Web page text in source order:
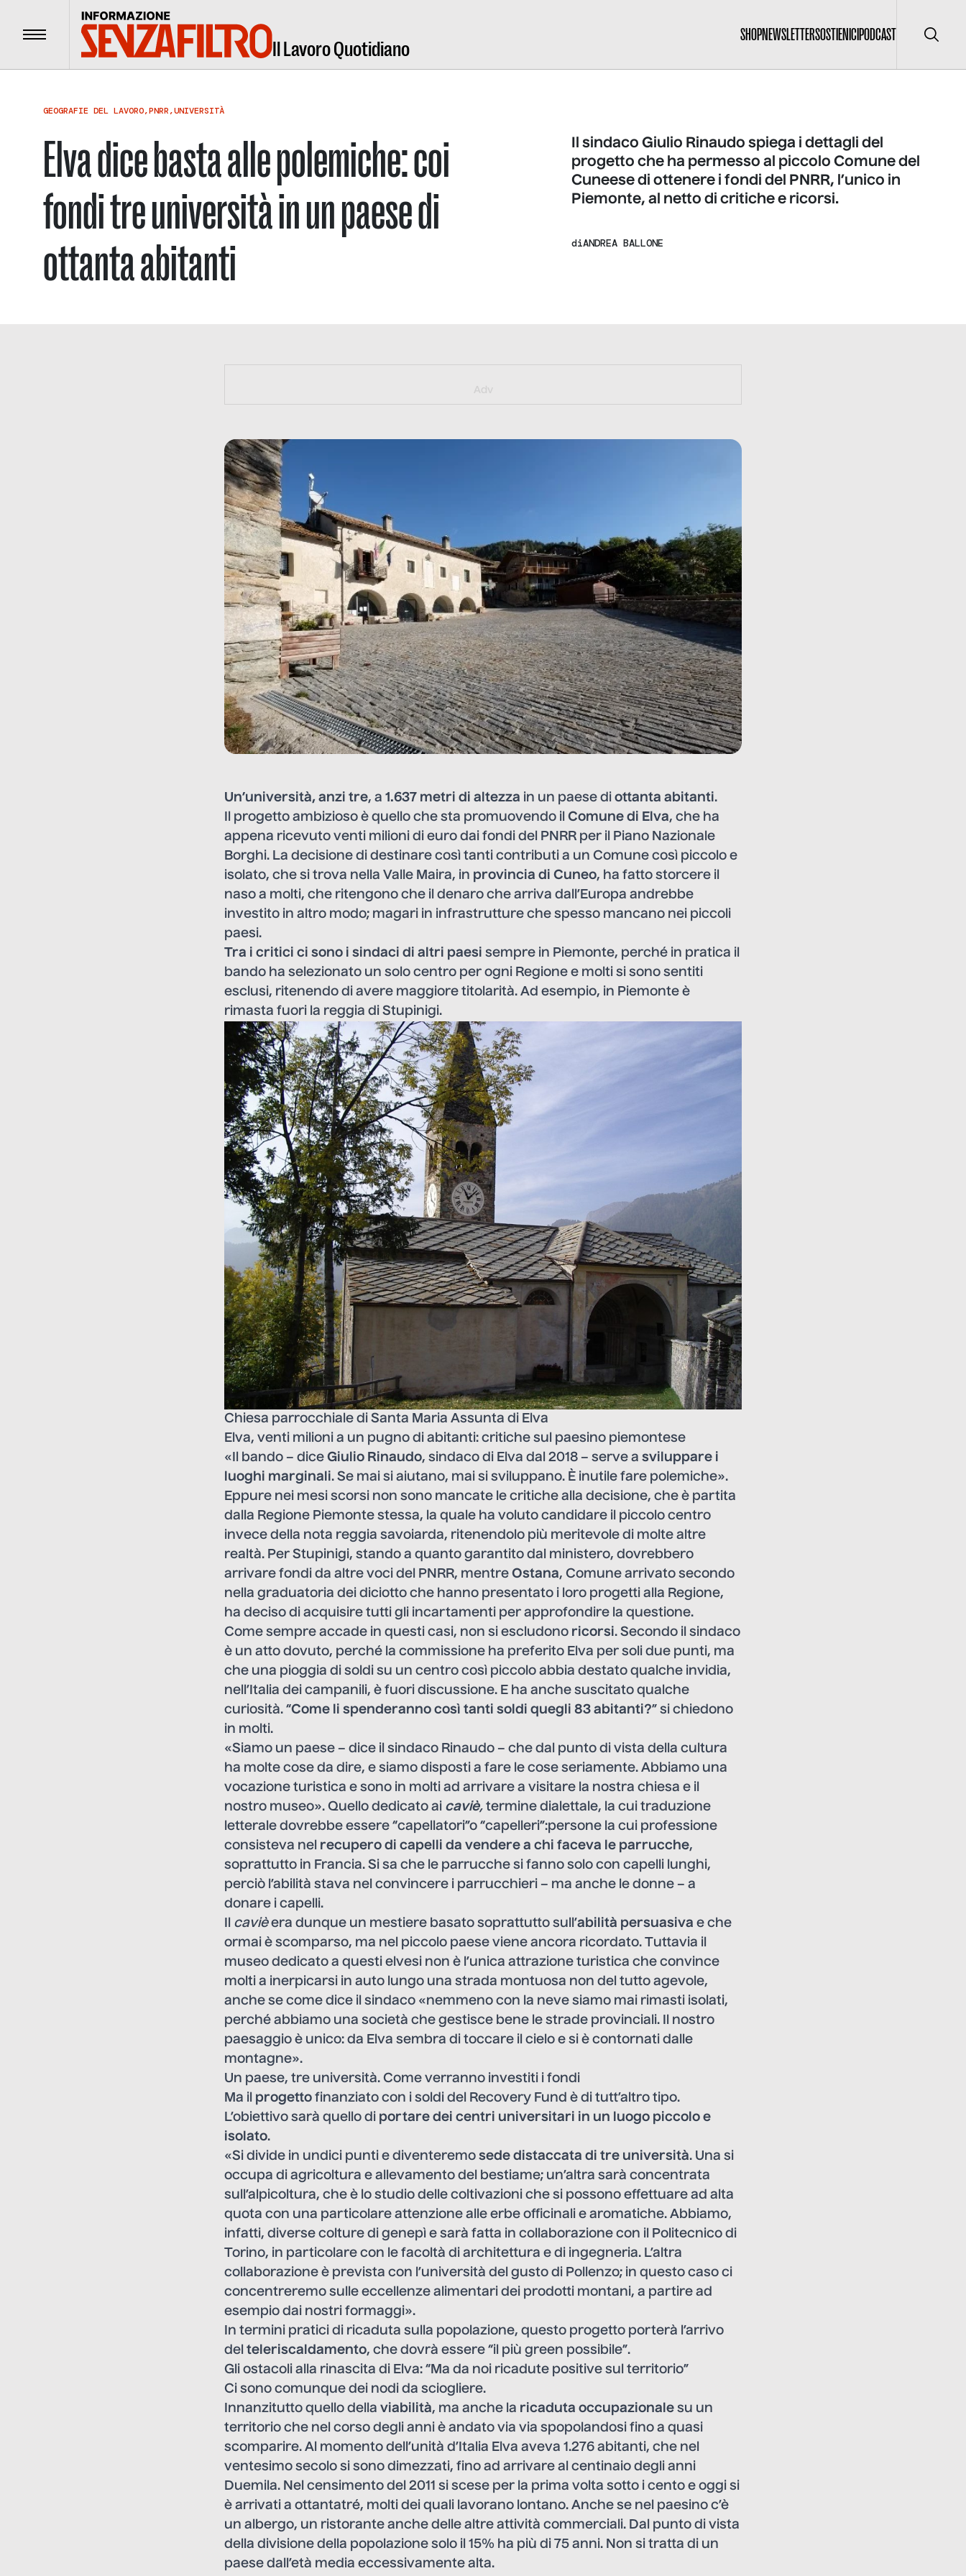
Menu Il Lavoro Quotidiano
SHOPNEWSLETTERSOSTIENICIPODCAST Cerca
GEOGRAFIE DEL LAVORO,PNRR,UNIVERSITÀ
Elva dice basta alle polemiche: coi
fondi tre università in un paese di
ottanta abitanti
Il sindaco Giulio Rinaudo spiega i dettagli del
progetto che ha permesso al piccolo Comune del
Cuneese di ottenere i fondi del PNRR, l’unico in
Piemonte, al netto di critiche e ricorsi.
diANDREA BALLONE
Adv
Un’università, anzi tre, a 1.637 metri di altezza in un paese di ottanta abitanti.
Il progetto ambizioso è quello che sta promuovendo il Comune di Elva, che ha
appena ricevuto venti milioni di euro dai fondi del PNRR per il Piano Nazionale
Borghi. La decisione di destinare così tanti contributi a un Comune così piccolo e
isolato, che si trova nella Valle Maira, in provincia di Cuneo, ha fatto storcere il
naso a molti, che ritengono che il denaro che arriva dall’Europa andrebbe
investito in altro modo; magari in infrastrutture che spesso mancano nei piccoli
paesi.
Tra i critici ci sono i sindaci di altri paesi sempre in Piemonte, perché in pratica il
bando ha selezionato un solo centro per ogni Regione e molti si sono sentiti
esclusi, ritenendo di avere maggiore titolarità. Ad esempio, in Piemonte è
rimasta fuori la reggia di Stupinigi.
Chiesa parrocchiale di Santa Maria Assunta di Elva
Elva, venti milioni a un pugno di abitanti: critiche sul paesino piemontese
«Il bando – dice Giulio Rinaudo, sindaco di Elva dal 2018 – serve a sviluppare i
luoghi marginali. Se mai si aiutano, mai si sviluppano. È inutile fare polemiche».
Eppure nei mesi scorsi non sono mancate le critiche alla decisione, che è partita
dalla Regione Piemonte stessa, la quale ha voluto candidare il piccolo centro
invece della nota reggia savoiarda, ritenendolo più meritevole di molte altre
realtà. Per Stupinigi, stando a quanto garantito dal ministero, dovrebbero
arrivare fondi da altre voci del PNRR, mentre Ostana, Comune arrivato secondo
nella graduatoria dei diciotto che hanno presentato i loro progetti alla Regione,
ha deciso di acquisire tutti gli incartamenti per approfondire la questione.
Come sempre accade in questi casi, non si escludono ricorsi. Secondo il sindaco
è un atto dovuto, perché la commissione ha preferito Elva per soli due punti, ma
che una pioggia di soldi su un centro così piccolo abbia destato qualche invidia,
nell’Italia dei campanili, è fuori discussione. E ha anche suscitato qualche
curiosità. “Come li spenderanno così tanti soldi quegli 83 abitanti?” si chiedono
in molti.
«Siamo un paese – dice il sindaco Rinaudo – che dal punto di vista della cultura
ha molte cose da dire, e siamo disposti a fare le cose seriamente. Abbiamo una
vocazione turistica e sono in molti ad arrivare a visitare la nostra chiesa e il
nostro museo». Quello dedicato ai caviè, termine dialettale, la cui traduzione
letterale dovrebbe essere “capellatori”o “capelleri”:persone la cui professione
consisteva nel recupero di capelli da vendere a chi faceva le parrucche,
soprattutto in Francia. Si sa che le parrucche si fanno solo con capelli lunghi,
perciò l’abilità stava nel convincere i parrucchieri – ma anche le donne – a
donare i capelli.
cavièera dunque un mestiere basato soprattutto sull’abilità persuasiva e che
ormai è scomparso, ma nel piccolo paese viene ancora ricordato. Tuttavia il
museo dedicato a questi elvesi non è l’unica attrazione turistica che convince
molti a inerpicarsi in auto lungo una strada montuosa non del tutto agevole,
anche se come dice il sindaco «nemmeno con la neve siamo mai rimasti isolati,
perché abbiamo una società che gestisce bene le strade provinciali. Il nostro
paesaggio è unico: da Elva sembra di toccare il cielo e si è contornati dalle
montagne».
Un paese, tre università. Come verranno investiti i fondi
Ma il progetto finanziato con i soldi del Recovery Fund è di tutt’altro tipo.
L’obiettivo sarà quello di portare dei centri universitari in un luogo piccolo e
isolato.
«Si divide in undici punti e diventeremo sede distaccata di tre università. Una si
occupa di agricoltura e allevamento del bestiame; un’altra sarà concentrata
sull’alpicoltura, che è lo studio delle coltivazioni che si possono effettuare ad alta
quota con una particolare attenzione alle erbe officinali e aromatiche. Abbiamo,
infatti, diverse colture di genepì e sarà fatta in collaborazione con il Politecnico di
Torino, in particolare con le facoltà di architettura e di ingegneria. L’altra
collaborazione è prevista con l’università del gusto di Pollenzo; in questo caso ci
concentreremo sulle eccellenze alimentari dei prodotti montani, a partire ad
esempio dai nostri formaggi».
In termini pratici di ricaduta sulla popolazione, questo progetto porterà l’arrivo
del teleriscaldamento, che dovrà essere “il più green possibile”.
Gli ostacoli alla rinascita di Elva: “Ma da noi ricadute positive sul territorio”
Ci sono comunque dei nodi da sciogliere.
Innanzitutto quello della viabilità, ma anche la ricaduta occupazionale su un
territorio che nel corso degli anni è andato via via spopolandosi fino a quasi
scomparire. Al momento dell’unità d’Italia Elva aveva 1.276 abitanti, che nel
ventesimo secolo si sono dimezzati, fino ad arrivare al centinaio degli anni
Duemila. Nel censimento del 2011 si scese per la prima volta sotto i cento e oggi si
è arrivati a ottantatré, molti dei quali lavorano lontano. Anche se nel paesino c’è
un albergo, un ristorante anche delle altre attività commerciali. Dal punto di vista
della divisione della popolazione solo il 15% ha più di 75 anni. Non si tratta di un
paese dall’età media eccessivamente alta.